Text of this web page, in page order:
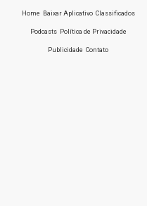
Home Baixar Aplicativo Classificados
Podcasts Política de Privacidade
Publicidade Contato